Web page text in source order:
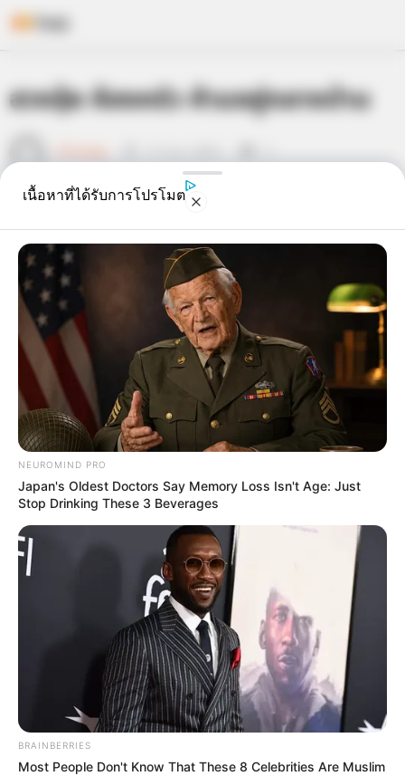
to
content
ฮวงจุ้ย ห้องครัว ห้ามอยู่กลางบ้าน
ห้องครัว ไม่ควรอยู่กลางบ้านแต่ควรอยู่ในที่มิดชิด อากาศ
ถ่ายเทสะดวก แข็งแรงปลอดภัย ผู้อยู่อาศัยภายในบ้านจะ
ได้รู้สึกสบาย ปลอดภัย และมั่นคง
ฮวงจุ้ย ห้องครัว ห้ามอยู่กลางบ้าน
เนื้อหาที่ได้รับการโปรโมต
NEUROMIND PRO
Japan's Oldest Doctors Say Memory Loss Isn't Age: Just
Stop Drinking These 3 Beverages
BRAINBERRIES
Most People Don't Know That These 8 Celebrities Are Muslim